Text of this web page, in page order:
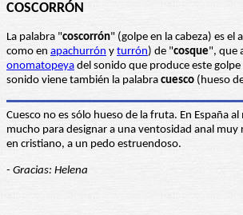
COSCORRÓN
La palabra "coscorrón" (golpe en la cabeza) es el
como en apachurrón y turrón) de "cosque", que
onomatopeya del sonido que produce este golpe
sonido viene también la palabra cuesco (hueso
Cuesco no es sólo hueso de la fruta. En España
mucho para designar a una ventosidad anal muy
en cristiano, a un pedo estruendoso.
- Gracias: Helena